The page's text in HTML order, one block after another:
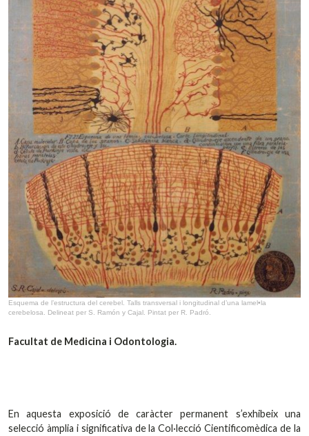
Esquema de l’estructura del cerebel. Talls transversal i longitudinal d’una lamel•la
cerebelosa. Delineat per S. Ramón y Cajal. Pintat per R. Padró.
Facultat de Medicina i Odontologia.
En aquesta exposició de caràcter permanent s’exhibeix una
selecció àmplia i significativa de la Col·lecció Cientificomèdica de la